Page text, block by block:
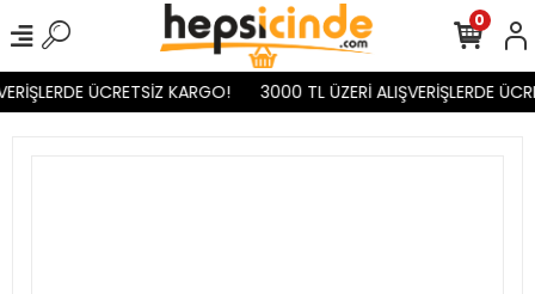
ÜCRETSİZ KARGO! 3000 TL ÜZERİ ALIŞVERİŞLERDE
0